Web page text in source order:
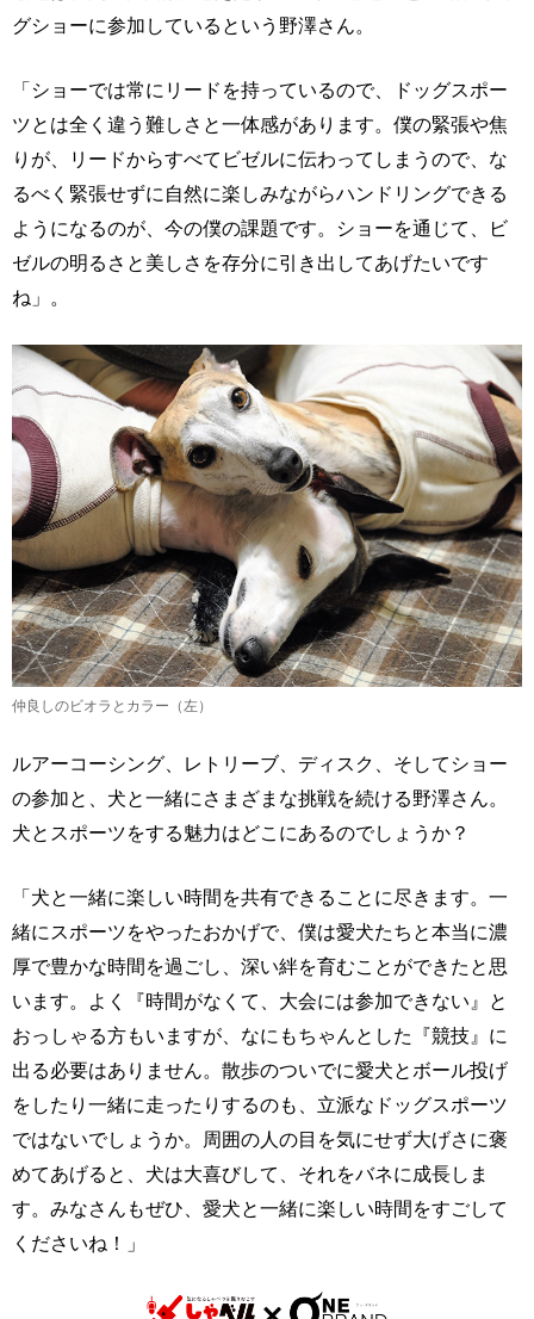
グショーに参加しているという野澤さん。
「ショーでは常にリードを持っているので、ドッグスポー
ツとは全く違う難しさと一体感があります。僕の緊張や焦
りが、リードからすべてビゼルに伝わってしまうので、な
るべく緊張せずに自然に楽しみながらハンドリングできる
ようになるのが、今の僕の課題です。ショーを通じて、ビ
ゼルの明るさと美しさを存分に引き出してあげたいです
ね」。
仲良しのビオラとカラー（左）
ルアーコーシング、レトリーブ、ディスク、そしてショー
の参加と、犬と一緒にさまざまな挑戦を続ける野澤さん。
犬とスポーツをする魅力はどこにあるのでしょうか？
「犬と一緒に楽しい時間を共有できることに尽きます。一
緒にスポーツをやったおかげで、僕は愛犬たちと本当に濃
厚で豊かな時間を過ごし、深い絆を育むことができたと思
います。よく『時間がなくて、大会には参加できない』と
おっしゃる方もいますが、なにもちゃんとした『競技』に
出る必要はありません。散歩のついでに愛犬とボール投げ
をしたり一緒に走ったりするのも、立派なドッグスポーツ
ではないでしょうか。周囲の人の目を気にせず大げさに褒
めてあげると、犬は大喜びして、それをバネに成長しま
す。みなさんもぜひ、愛犬と一緒に楽しい時間をすごして
くださいね！」